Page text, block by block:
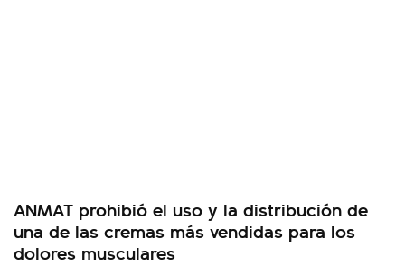
ANMAT prohibió el uso y la distribución de
una de las cremas más vendidas para los
dolores musculares